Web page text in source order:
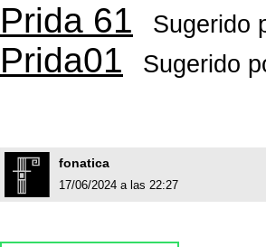
Prida 61 Sugerido
Prida01 Sugerido
fonatica
17/06/2024 a las 22:27